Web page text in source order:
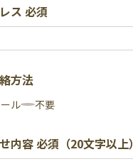
ス 必須
方法
ル 不要
内容必須（20文字以上）